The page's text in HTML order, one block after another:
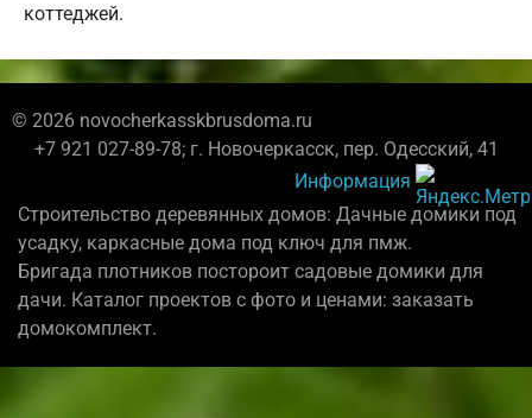
коттеджей.
© 2026 novocherkasskbrusdoma.ru
+7 921 027-89-78; г. Новочеркасск, пер. Одесский, 41
Информация
Строительство деревянных домов: Дачные домики под
усадку, каркасные дома под ключ для пмж.
Бригада плотников постороит садовые домики для
дачи. Каталог проектов с фото и ценами: заказать
домокомплект.